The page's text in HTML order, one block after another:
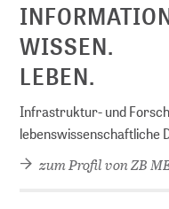
WISSEN.
LEBEN.
Infrastruktur- und
lebenswissenschaftliche
zum Profil von ZB